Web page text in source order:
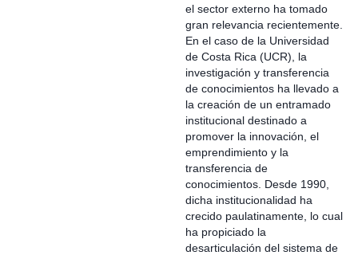
el sector externo ha tomado
gran relevancia recientemente.
En el caso de la Universidad
de Costa Rica (UCR), la
investigación y transferencia
de conocimientos ha llevado a
la creación de un entramado
institucional destinado a
promover la innovación, el
emprendimiento y la
transferencia de
conocimientos. Desde 1990,
dicha institucionalidad ha
crecido paulatinamente, lo cual
ha propiciado la
desarticulación del sistema de